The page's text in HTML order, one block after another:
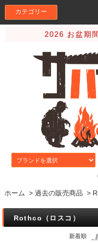
カテゴリー
2026 お盆期
ホーム > 過去の販売商品 >
Rothco（ロスコ）
新着順